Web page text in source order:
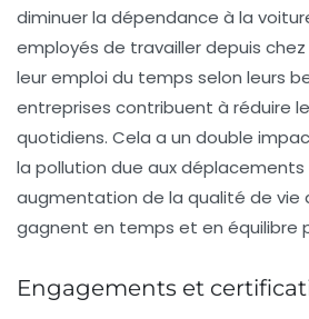
diminuer la dépendance à la
employés de travailler depuis chez
leur emploi du temps selon leurs
entreprises contribuent à réduire
quotidiens. Cela a un double
la pollution due aux
augmentation de la qualité de vie
gagnent en temps et en équilibre
Engagements et